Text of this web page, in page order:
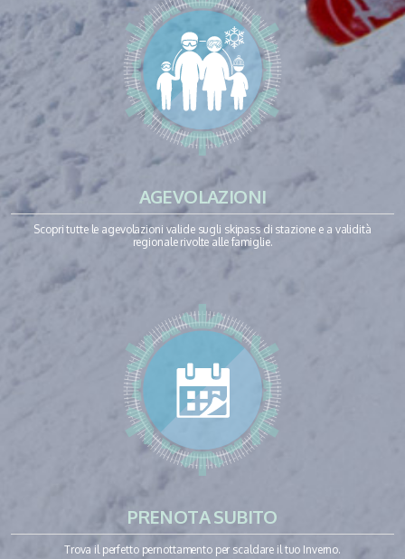
AGEVOLAZIONI
Scopri tutte le agevolazioni valide sugli skipass di stazione e a validità
regionale rivolte alle famiglie.
PRENOTA SUBITO
Trova il perfetto pernottamento per scaldare il tuo Inverno.